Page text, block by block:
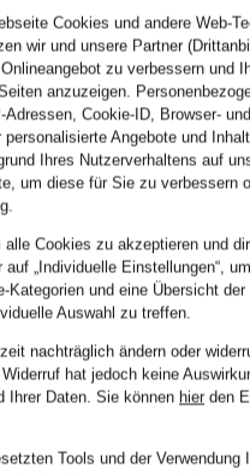
im Sale
paul
POMME
D'OR
Cookies und andere Web-
wir und unsere Partner
zu verbessern und
anzuzeigen.
Cookie-ID, Browser-
Angebote und
Ihres Nutzerverhaltens auf
um diese für Sie zu verbessern
Cookies zu akzeptieren und
„Individuelle Einstellungen“,
Kategorien und eine Übersicht
Auswahl zu treffen.
nachträglich ändern oder
hat jedoch keine
Ihrer Daten. Sie können hier den
Tools und der Verwendung